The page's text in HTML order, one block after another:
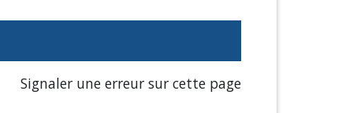
Signaler une erreur sur cette page